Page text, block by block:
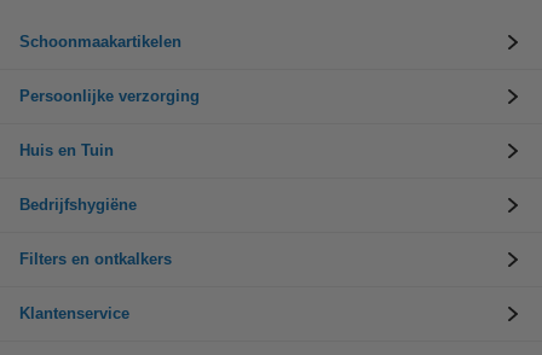
Schoonmaakartikelen
Persoonlijke verzorging
Huis en Tuin
Bedrijfshygiëne
Filters en ontkalkers
Klantenservice